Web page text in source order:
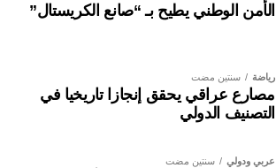
الأمن الوطني يطيح بـ “صانع الكريستال”
رياضة سنتين مضت
مصارع عراقي يحقق إنجازا تاريخيا في
التصنيف الدولي
عربي ودولي سنتين مضت